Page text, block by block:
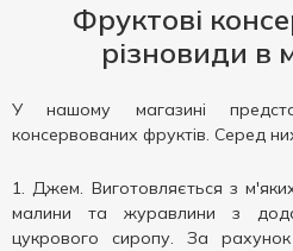
Фруктові
різновиди в
У нашому магазині
консервованих фруктів. Серед
Джем. Виготовляється з
малини та журавлини з
цукрового сиропу. За